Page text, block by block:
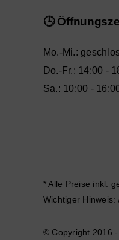
🕒
Mo.-Mi.:
Do.-Fr.: 14:00 -
Sa.: 10:00 -
* Alle Preise inkl.
Wichtiger Hinweis:
© Copyright 2016